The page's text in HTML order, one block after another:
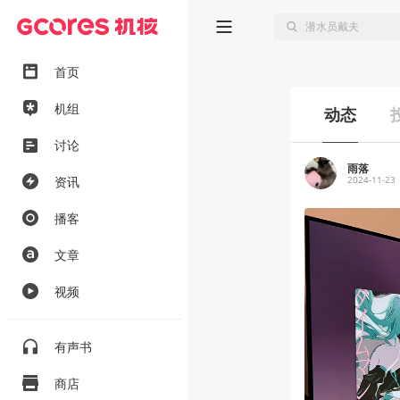
首页
机组
讨论
资讯
播客
文章
视频
有声书
商店
动态
雨落
2024-11-23